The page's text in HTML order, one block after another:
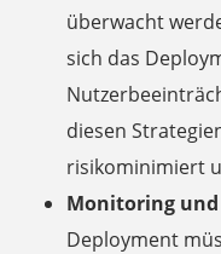
überwacht
sich das
diesen
risikominimiert
Monitoring und
Deployment